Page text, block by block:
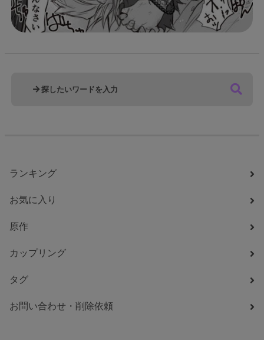
ランキング
お気に入り
原作
カップリング
タグ
お問い合わせ・削除依頼